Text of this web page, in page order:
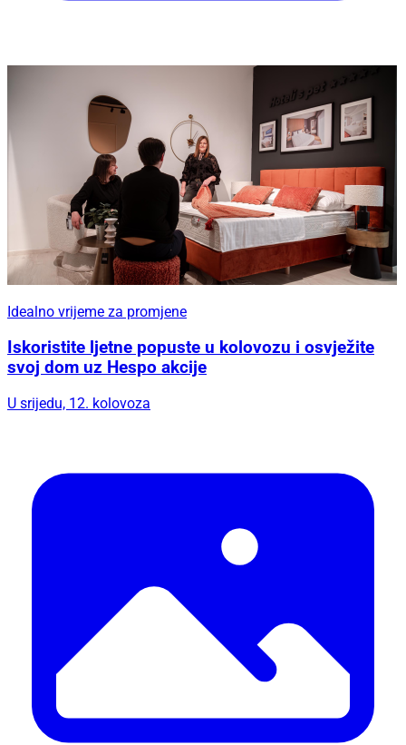
Idealno vrijeme za promjene
Iskoristite ljetne popuste u kolovozu i osvježite
svoj dom uz Hespo akcije
U srijedu, 12. kolovoza